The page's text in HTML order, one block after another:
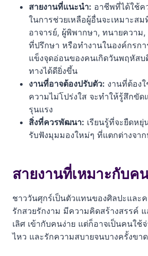
สายงานที่แนะนำ: อาชีพที่ได้ใช้
ในการช่วยเหลือผู้อื่นจะเหมาะส
อาจารย์, ผู้พิพากษา, ทนายความ
ที่ปรึกษา หรือทำงานในองค์กรกา
แข็งจุดอ่อนของคนเกิดวันพฤหัสบ
ทางได้ดียิ่งขึ้น
งานที่อาจต้องปรับตัว: งานที่ต้อง
ความไม่โปร่งใส จะทำให้รู้สึกขัด
รุนแรง
สิ่งที่ควรพัฒนา: เรียนรู้ที่จะยืดหยุ่
รับฟังมุมมองใหม่ๆ ที่แตกต่างจาก
สายงานที่เหมาะกับค
ชาววันศุกร์เป็นตัวแทนของศิลปะและ
รักสวยรักงาม มีความคิดสร้างสรรค์
เลิศ เข้ากับคนง่าย แต่ก็อาจเป็นคนใช้
ไหว และรักความสบายจนบางครั้งขา